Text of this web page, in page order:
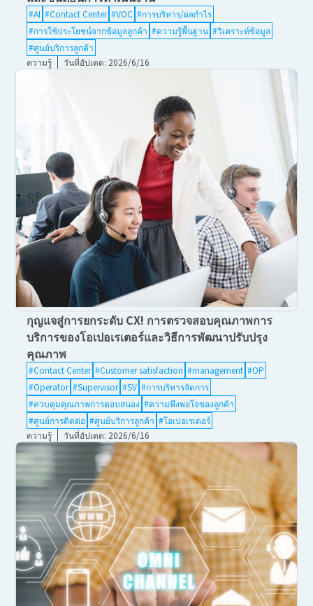
#AI #Contact Center #VOC #การบริหาร/ผลกำไร
#การใช้ประโยชน์จากข้อมูลลูกค้า #ความรู้พื้นฐาน #วิเคราะห์ข้อมูล
#ศูนย์บริการลูกค้า
ความรู้
วันที่อัปเดต: 2026/6/16
กุญแจสู่การยกระดับ CX! การตรวจสอบคุณภาพการ
บริการของโอเปอเรเตอร์และวิธีการพัฒนาปรับปรุง
คุณภาพ
#Contact Center #Customer satisfaction #management #OP
#Operator #Supervisor #SV #การบริหารจัดการ
#ควบคุมคุณภาพการตอบสนอง #ความพึงพอใจของลูกค้า
#ศูนย์การติดต่อ #ศูนย์บริการลูกค้า #โอเปอเรเตอร์
ความรู้
วันที่อัปเดต: 2026/6/16